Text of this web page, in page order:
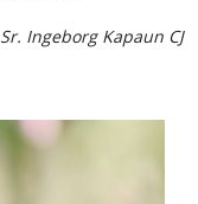
Sr. Ingeborg Kapaun CJ